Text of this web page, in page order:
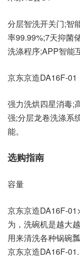
分层智洗开关门;智
率99.99%;7天抑菌
洗涤程序;APP智能
京东京造DA16F-01
强力洗烘四星消毒;
强;分层龙卷洗涤系
能。
选购指南
容量
京东京造DA16F-
为，洗碗机是越大
用来清洗各种锅碗
京东京造DA16F-01.